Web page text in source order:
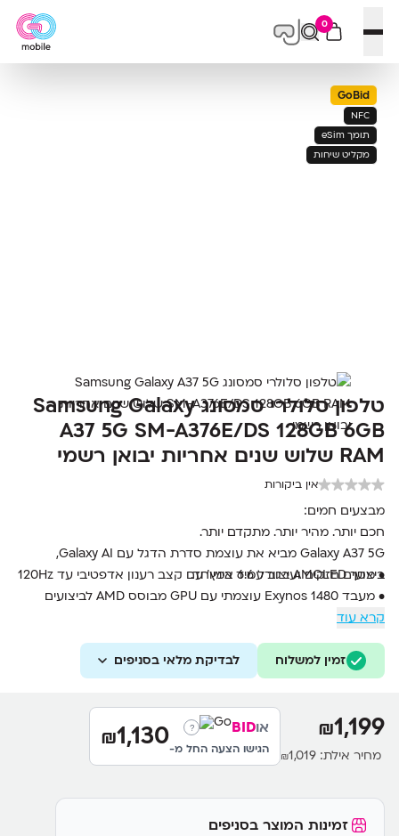
פתח תפריט
0
GoBid
NFC
תומך eSim
מקליט שיחות
טלפון סלולרי סמסונג Samsung Galaxy
A37 5G SM-A376E/DS 128GB 6GB
RAM שלוש שנים אחריות יבואן רשמי
אין ביקורות
מבצעים חמים:
חכם יותר. מהיר יותר. מתקדם יותר.
Galaxy A37 5G מביא את עוצמת סדרת הדגל עם Galaxy AI,
ביצועים חזקים ועיצוב עמיד במיוחד.
• מסך AMOLED בגודל 6.6 אינץ’ עם קצב רענון אדפטיבי עד 120Hz
• מעבד Exynos 1480 עוצמתי עם GPU מבוסס AMD לביצועים
גרפיים מתקדמים
• מערך צילום משולש 50MP עם OIS וצילום וידאו 4K
• זיכרון עבודה 6GB RAM ואחסון 128GB מהיר מסוג UFS 3.1
• סוללה גדולה 5000mAh עם טעינה מהירה 45W
קרא עוד
זמין למשלוח לבדיקת מלאי בסניפים
₪1,199
מחיר אילת: ₪1,019
אוBID
?
הגישו הצעה החל מ- ₪1,130
זמינות המוצר בסניפים